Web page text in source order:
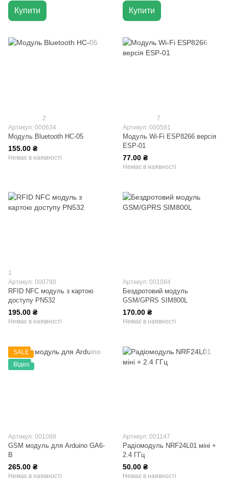
Купити Купити
2
Артикул: 000634
Модуль Bluetooth HC-05
155.00 ₴
Немає в наявності
7
Артикул: 000581
Модуль Wi-Fi ESP8266 версія
ESP-01
77.00 ₴
Немає в наявності
1
Артикул: 000780
RFID NFC модуль з картою
доступу PN532
195.00 ₴
Немає в наявності
Артикул: 001084
Бездротовий модуль
GSM/GPRS SIM800L
170.00 ₴
Немає в наявності
SALE
Відео
Артикул: 001088
GSM модуль для Arduino GA6-
B
265.00 ₴
Немає в наявності
Артикул: 001147
Радіомодуль NRF24L01 міні +
2.4 ГГц
50.00 ₴
Немає в наявності